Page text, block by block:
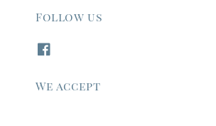
Follow us
We accept